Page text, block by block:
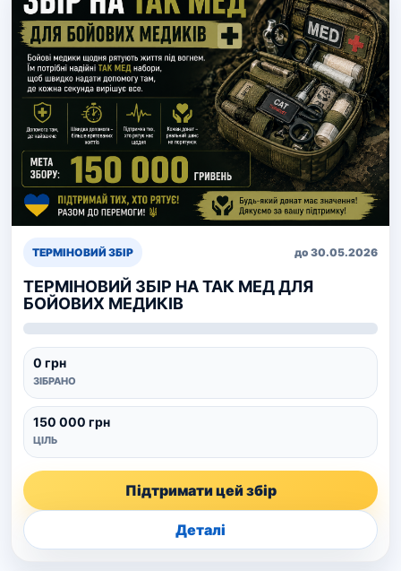
ТЕРМІНОВИЙ ЗБІР до 30.05.2026
ТЕРМІНОВИЙ ЗБІР НА ТАК МЕД ДЛЯ
БОЙОВИХ МЕДИКІВ
0 грн
ЗІБРАНО
150 000 грн
ЦІЛЬ
Підтримати цей збір
Деталі